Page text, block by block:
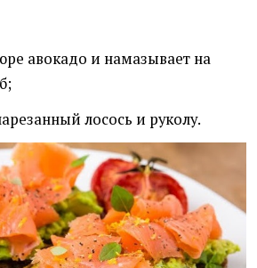
авокадо и намазывает на
лосось и руколу.